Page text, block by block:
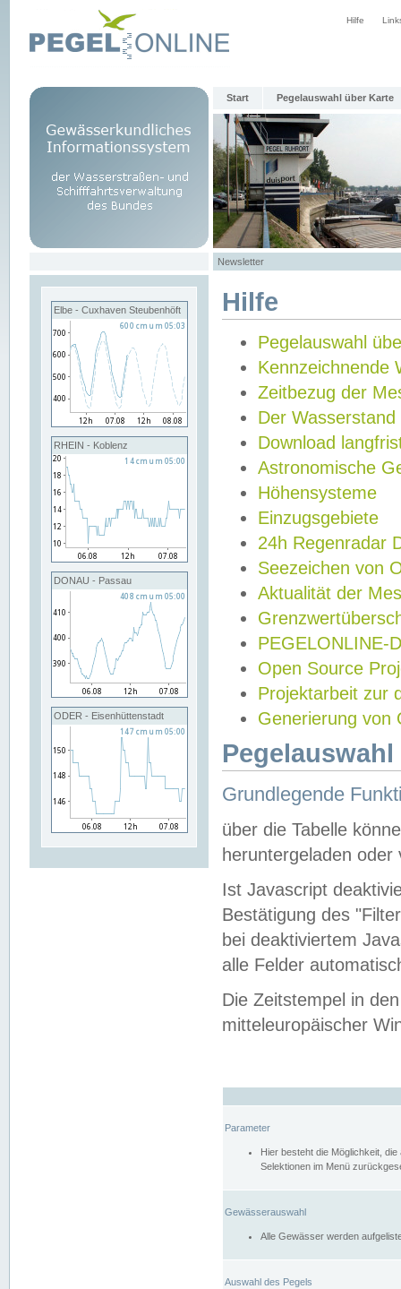
Hilfe
Start Pegelauswahl über Karte
Newsletter
Elbe - Cuxhaven Steubenhöft
RHEIN - Koblenz
DONAU - Passau
ODER - Eisenhüttenstadt
Hilfe
Pegelauswahl
Kennzeichnende
Zeitbezug der
Der Wasserstand
Download
Astronomische
Höhensysteme
Einzugsgebiete
24h Regenradar
Seezeichen von
Aktualität der
PEGELONLINE-
Open Source
Projektarbeit zur
Generierung von
Grundlegende
über die Tabelle
heruntergeladen oder
Ist Javascript
Bestätigung des
bei deaktiviertem
alle Felder
Die Zeitstempel in
mitteleuropäischer
Parameter
Hier besteht die Möglichkeit,
Selektionen im Menü
Gewässerauswahl
Alle Gewässer werden
Auswahl des Pegels